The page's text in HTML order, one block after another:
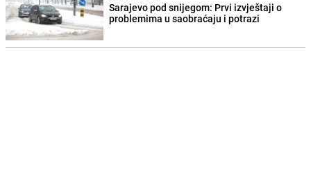
Sarajevo pod snijegom: Prvi izvještaji o
problemima u saobraćaju i potrazi